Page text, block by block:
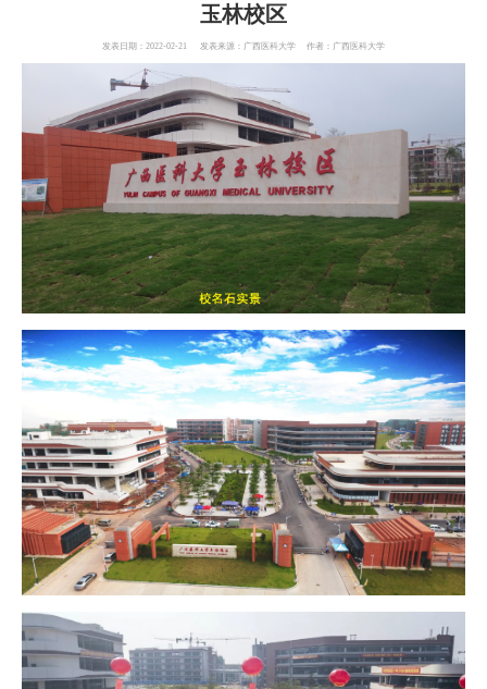
玉林校区
发表日期：2022-02-21 发表来源：广西医科大学 作者：广西医科大学